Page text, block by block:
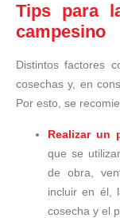
Tips para
campesino
Distintos factores
cosechas y, en
Por esto, se
Realizar un
que se
de obra,
incluir en él,
cosecha y el